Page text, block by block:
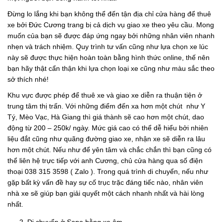
Đừng lo lắng khi bạn không thể đến tận địa chỉ cửa hàng để thuê
xe bởi Đức Cương trang bị cả dịch vụ giao xe theo yêu cầu. Mong
muốn của bạn sẽ được đáp ứng ngay bởi những nhân viên nhanh
nhẹn và trách nhiệm. Quy trình tư vấn cũng như lựa chọn xe lúc
này sẽ được thực hiện hoàn toàn bằng hình thức online, thế nên
bạn hãy thật cẩn thận khi lựa chọn loại xe cũng như màu sắc theo
sở thích nhé!
Khu vực được phép để thuê xe và giao xe diễn ra thuận tiện ở
trung tâm thị trấn. Với những điểm đến xa hơn một chút như Y
Tý, Mèo Vạc, Hà Giang thì giá thành sẽ cao hơn một chút, dao
động từ 200 – 250k/ ngày. Mức giá cao có thể dễ hiểu bởi nhiên
liệu đắt cũng như quãng đường giao xe, nhận xe sẽ diễn ra lâu
hơn một chút. Nếu như để yên tâm và chắc chắn thì bạn cũng có
thể liên hệ trực tiếp với anh Cương, chủ cửa hàng qua số điện
thoại 038 315 3598 ( Zalo ). Trong quá trình di chuyển, nếu như
gặp bất kỳ vấn đề hay sự cố trục trặc đáng tiếc nào, nhân viên
nhà xe sẽ giúp bạn giải quyết một cách nhanh nhất và hài lòng
nhất.